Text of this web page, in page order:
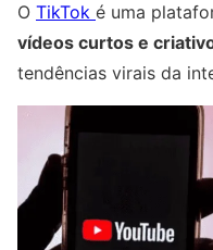
O TikTok é uma
vídeos curtos e
tendências virais da